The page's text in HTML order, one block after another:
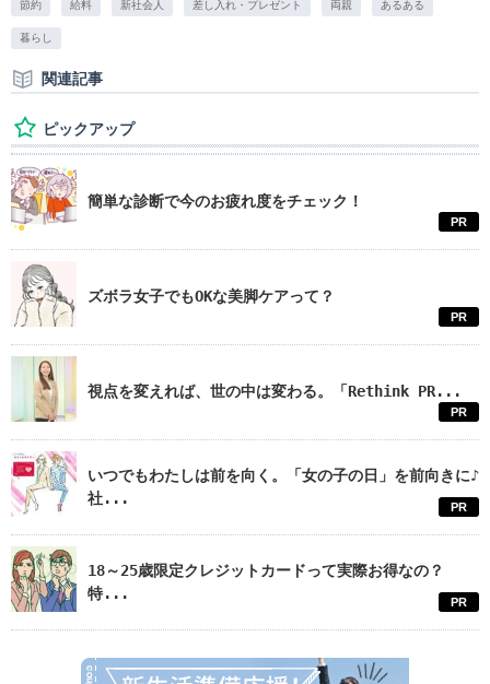
節約 給料 新社会人 差し入れ・プレゼント 両親 あるある
暮らし
関連記事
ピックアップ
簡単な診断で今のお疲れ度をチェック！
PR
ズボラ女子でもOKな美脚ケアって？
PR
視点を変えれば、世の中は変わる。「Rethink PR...
PR
いつでもわたしは前を向く。「女の子の日」を前向きに♪
社...
PR
18～25歳限定クレジットカードって実際お得なの？
特...
PR